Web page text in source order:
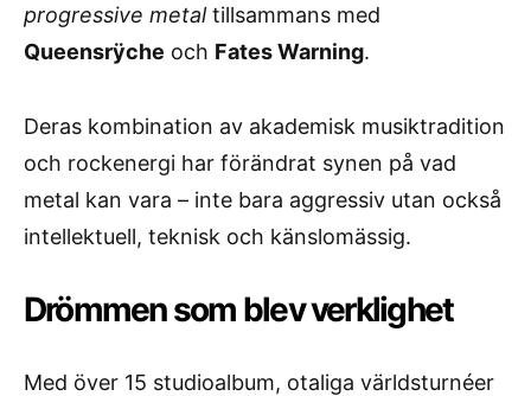
progressive metaltillsammans med
Queensrÿche och Fates Warning.
Deras kombination av akademisk musiktradition
och rockenergi har förändrat synen på vad
metal kan vara – inte bara aggressiv utan också
intellektuell, teknisk och känslomässig.
Drömmen som blev verklighet
Med över 15 studioalbum, otaliga världsturnéer